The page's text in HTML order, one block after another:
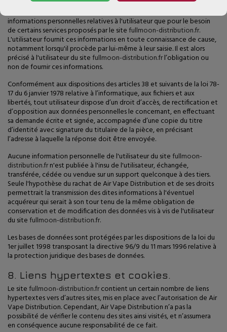
informations personnelles relatives à l'utilisateur que pour le besoin
de certains services proposés par le sitefullmoon-distribution.fr.
L'utilisateur fournit ces informations en toute connaissance de cause,
notamment lorsqu'il procède par lui-même à leur saisie. Il est alors
précisé à l'utilisateur du sitefullmoon-distribution.frl’obligation ou
non de fournir ces informations.
Conformément aux dispositions des articles 38 et suivants de la loi 78-
17 du 6 janvier 1978 relative à l’informatique, aux fichiers et aux
libertés, tout utilisateur dispose d’un droit d’accès, de rectification et
d’opposition aux données personnelles le concernant, en effectuant
sa demande écrite et signée, accompagnée d’une copie du titre
d’identité avec signature du titulaire de la pièce, en précisant
l’adresse à laquelle la réponse doit être envoyée.
Aucune information personnelle de l'utilisateur du sitefullmoon-
distribution.frn'est publiée à l'insu de l'utilisateur, échangée,
transférée, cédée ou vendue sur un support quelconque à des tiers.
Seule l'hypothèse du rachat de Air Vape Distribution et de ses droits
permettrait la transmission des dites informations à l'éventuel
acquéreur qui serait à son tour tenu de la même obligation de
conservation et de modification des données vis à vis de l'utilisateur
du sitefullmoon-distribution.fr.
Les bases de données sont protégées par les dispositions de la loi du
1er juillet 1998 transposant la directive 96/9 du 11 mars 1996 relative à
la protection juridique des bases de données.
8. Liens hypertextes et cookies.
Le sitefullmoon-distribution.frcontient un certain nombre de liens
hypertextes vers d’autres sites, mis en place avec l’autorisation de Air
Vape Distribution. Cependant, Air Vape Distribution n’a pas la
possibilité de vérifier le contenu des sites ainsi visités, et n’assumera
en conséquence aucune responsabilité de ce fait.